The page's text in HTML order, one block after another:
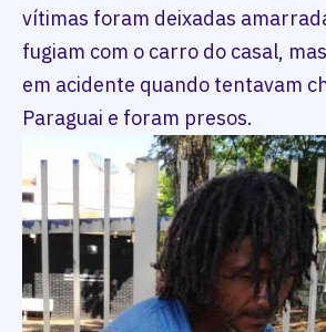
vítimas foram deixadas
fugiam com o carro do casal,
em acidente quando tentavam
Paraguai e foram presos.